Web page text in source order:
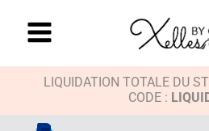
LIQUIDATION TOTALE DU
CODE :